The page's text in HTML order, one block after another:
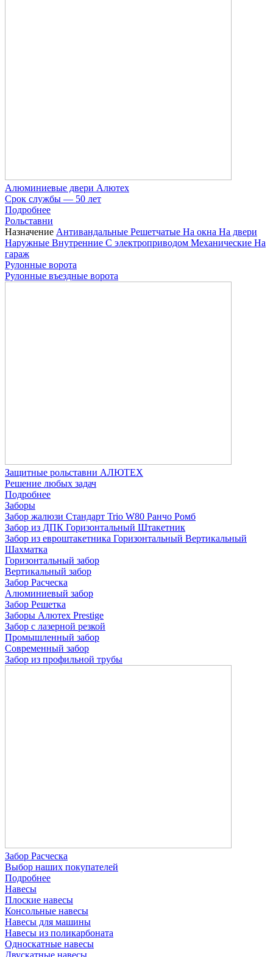
Алюминиевые двери Алютех
Срок службы — 50 лет
Подробнее
Рольставни
Назначение Антивандальные Решетчатые На окна На двери
Наружные Внутренние С электроприводом Механические На
гараж
Рулонные ворота
Рулонные въездные ворота
Защитные рольставни АЛЮТЕХ
Решение любых задач
Подробнее
Заборы
Забор жалюзи Стандарт Trio W80 Ранчо Ромб
Забор из ДПК Горизонтальный Штакетник
Забор из евроштакетника Горизонтальный Вертикальный
Шахматка
Горизонтальный забор
Вертикальный забор
Забор Расческа
Алюминиевый забор
Забор Решетка
Заборы Алютех Prestige
Забор с лазерной резкой
Промышленный забор
Современный забор
Забор из профильной трубы
Забор Расческа
Выбор наших покупателей
Подробнее
Навесы
Плоские навесы
Консольные навесы
Навесы для машины
Навесы из поликарбоната
Односкатные навесы
Двускатные навесы